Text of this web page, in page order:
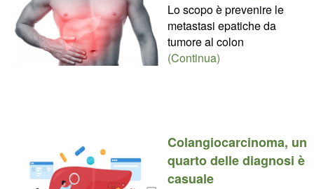
Lo scopo è prevenire le
metastasi epatiche da
tumore al colon
(Continua)
Colangiocarcinoma, un
quarto delle diagnosi è
casuale